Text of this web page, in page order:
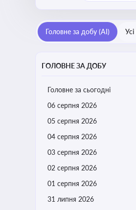
Головне за добу (AI) Усі
ГОЛОВНЕ ЗА ДОБУ
Головне за сьогодні
06 серпня 2026
05 серпня 2026
04 серпня 2026
03 серпня 2026
02 серпня 2026
01 серпня 2026
31 липня 2026